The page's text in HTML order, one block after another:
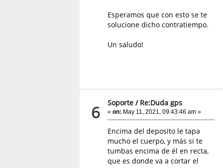
Esperamos que con esto se te
solucione dicho contratiempo.
Un saludo!
6 Soporte / Re:Duda gps
«on: May 11, 2021, 09:43:46 am »
Encima del deposito le tapa
mucho el cuerpo, y más si te
tumbas encima de él en recta,
que es donde va a cortar el